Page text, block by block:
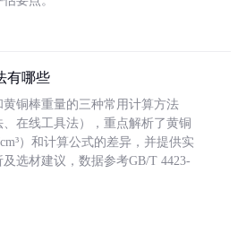
有哪些
铜棒重量的三种常用计算方法
、在线工具法），重点解析了黄铜
）和计算公式的差异，并提供实
选材建议，数据参考GB/T 4423-